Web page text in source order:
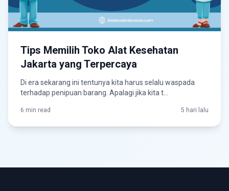
Tips Memilih Toko Alat Kesehatan
Jakarta yang Terpercaya
Di era sekarang ini tentunya kita harus selalu waspada
terhadap penipuan barang. Apalagi jika kita t...
6 min read 5 hari lalu